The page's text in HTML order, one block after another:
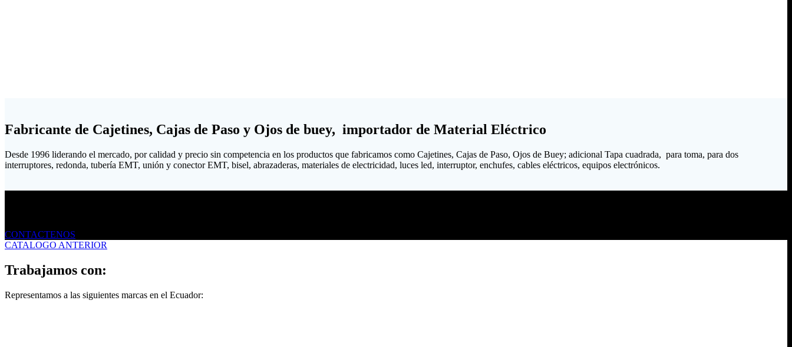
Fabricante de Cajetines, Cajas de Paso y Ojos de buey, importador de Material Eléctrico
Desde 1996 liderando el mercado, por calidad y precio sin competencia en los productos que fabricamos como Cajetines, Cajas de Paso, Ojos de Buey; adicional Tapa cuadrada, para toma, para dos
interruptores, redonda, tubería EMT, unión y conector EMT, bisel, abrazaderas, materiales de electricidad, luces led, interruptor, enchufes, cables eléctricos, equipos electrónicos.
CONTACTENOS
CATALOGO ANTERIOR
Trabajamos con:
Representamos a las siguientes marcas en el Ecuador: